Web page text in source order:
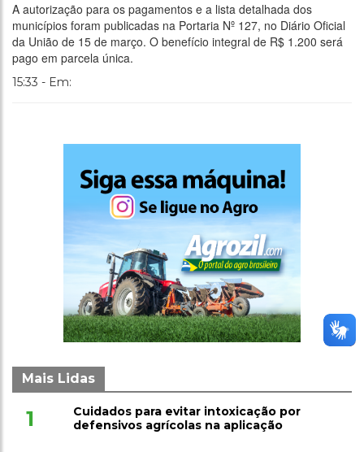
A autorização para os pagamentos e a lista detalhada dos
municípios foram publicadas na Portaria Nº 127, no Diário Oficial
da União de 15 de março. O benefício integral de R$ 1.200 será
pago em parcela única.
15:33 - Em:
Mais Lidas
1
Cuidados para evitar intoxicação por
defensivos agrícolas na aplicação